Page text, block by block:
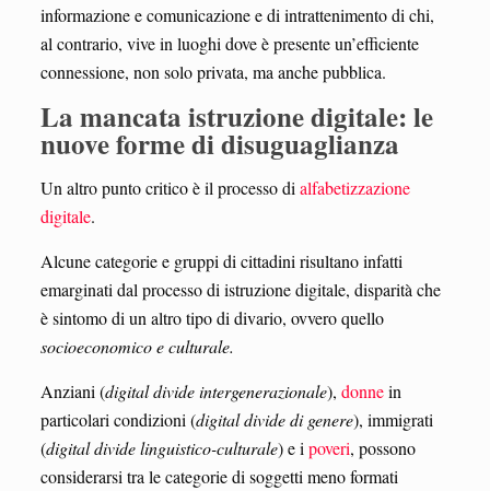
informazione e comunicazione e di intrattenimento di chi,
al contrario, vive in luoghi dove è presente un’efficiente
connessione, non solo privata, ma anche pubblica.
La mancata istruzione digitale: le
nuove forme di disuguaglianza
Un altro punto critico è il processo dialfabetizzazione
digitale.
Alcune categorie e gruppi di cittadini risultano infatti
emarginati dal processo di istruzione digitale, disparità che
è sintomo di un altro tipo di divario, ovvero quello
socioeconomico e culturale.
Anziani (digital divide intergenerazionale), donnein
particolari condizioni (digital divide di genere), immigrati
(digital divide linguistico-culturale) e ipoveri, possono
considerarsi tra le categorie di soggetti meno formati